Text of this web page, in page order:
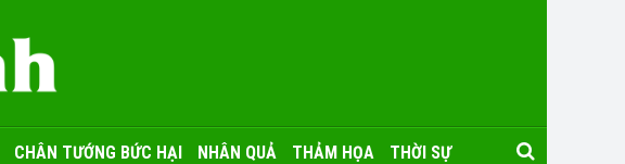
CHÂN TƯỚNG BỨC HẠI NHÂN QUẢ THẢM HỌA THỜI SỰ